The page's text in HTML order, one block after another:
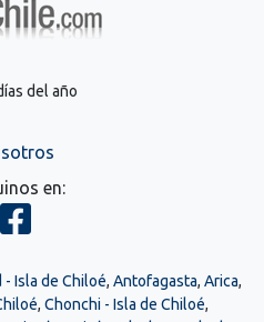
del año
en:
- Isla de Chiloé, Antofagasta, Arica,
, Chonchi - Isla de Chiloé,